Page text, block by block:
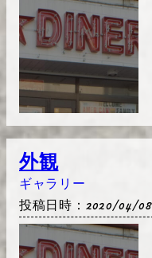
外観
ギャラリー
投稿日時：2020/04/08